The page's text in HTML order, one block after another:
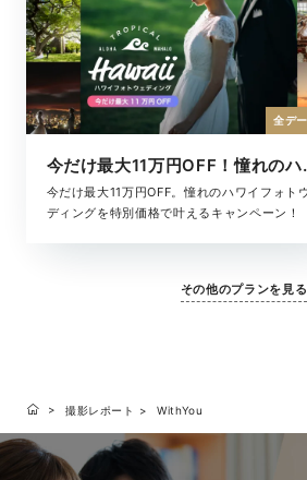
今だけ
今だけ最大11万円OFF。憧れのハワイフォト
ディングを特別価格で叶えるキャンペーン！
全デ
その他のプランを見る
撮影レポート WithYou